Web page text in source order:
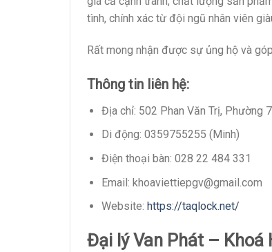
tình, chính xác từ đội ngũ nhân viên
Rất mong nhận được sự ủng hộ và
Thông tin liên hệ:
Địa chỉ: 502 Phan Văn Trị, Phường
Di động: 0359755255 (Minh)
Điện thoại bàn: 028 22 484 331
Email: khoaviettiepgv@gmail.com
Website: https://taqlock.net/
Đại lý Van Phát –